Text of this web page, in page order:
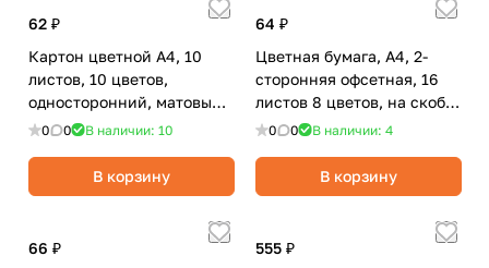
62 ₽
Картон цветной А4, 10
листов, 10 цветов,
односторонний, матовый,
ПандаРог
интелект"
0 0 В наличии: 10
В корзину
64 ₽
Цветная бумага, А4, 2-
сторонняя офсетная, 16
листов 8 цветов, на скобе,
"Кораблик"/BRAUBERG
0 0 В наличии: 4
В корзину
66 ₽
555 ₽